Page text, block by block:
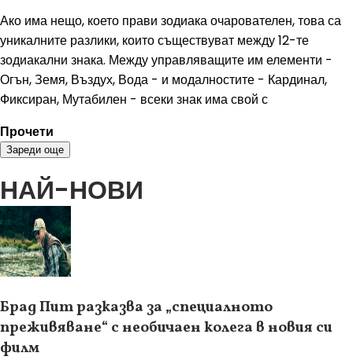
Ако има нещо, което прави зодиака очарователен, това са
уникалните разлики, които съществуват между 12-те
зодиакални знака. Между управляващите им елементи -
Огън, Земя, Въздух, Вода - и модалностите - Кардинал,
Фиксиран, Мутабилен - всеки знак има свой с
Прочети
Зареди още
НАЙ-НОВИ
Брад Пит разказва за „специалното
преживяване“ с необичаен колега в новия си
филм